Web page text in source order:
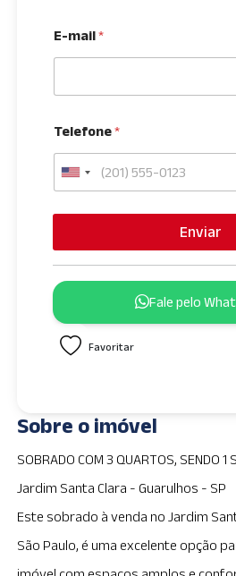
E-mail*
Telefone*
U
e
d
t
a
+
1
Enviar
Fale pelo
Favoritar
Sobre o imóvel
SOBRADO COM 3 QUARTOS, SENDO 1
Jardim Santa Clara - Guarulhos - SP
Este sobrado à venda no Jardim
São Paulo, é uma excelente opção